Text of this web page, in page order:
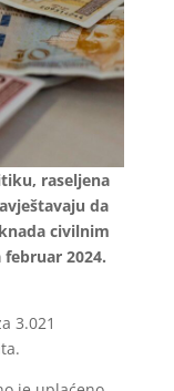
raseljena
da
civilnim
2024.
3.021